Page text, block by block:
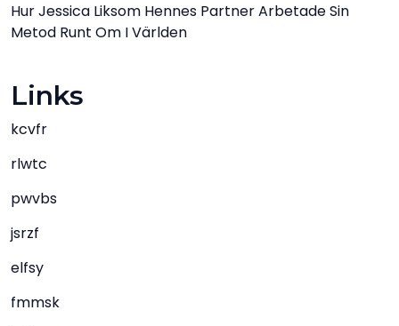
Hur Jessica Liksom Hennes Partner Arbetade Sin
Metod Runt Om I Världen
Links
kcvfr
rlwtc
pwvbs
jsrzf
elfsy
fmmsk